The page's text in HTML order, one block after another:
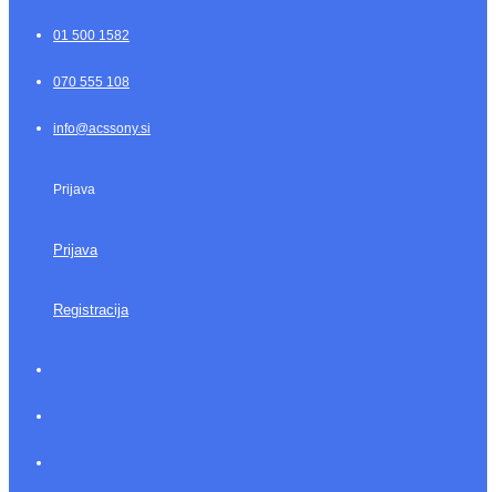
01 500 1582
070 555 108
info@acssony.si
Prijava
Prijava
Registracija